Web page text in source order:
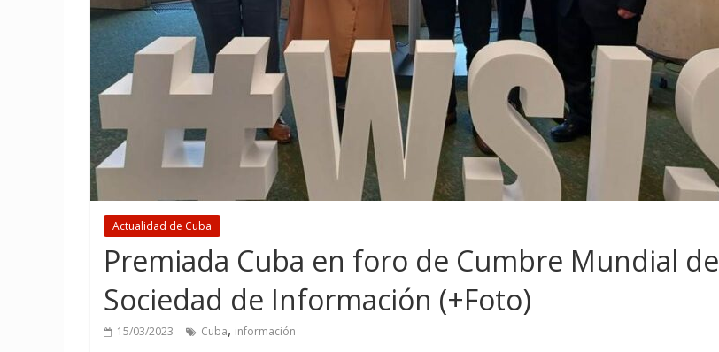
Actualidad de Cuba
Premiada Cuba en foro de Cumbre Mundial de
Sociedad de Información (+Foto)
15/03/2023 Cuba, información